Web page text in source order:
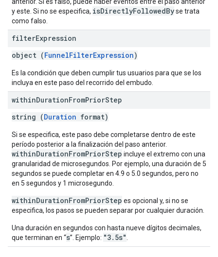
y este. Si no se especifica, isDirectlyFollowedByse trata
como falso.
filterExpression
object (FunnelFilterExpression)
Es la condición que deben cumplir tus usuarios para que se los
incluya en este paso del recorrido del embudo.
withinDurationFromPriorStep
string (Duration format)
Si se especifica, este paso debe completarse dentro de este
período posterior a la finalización del paso anterior.
withinDurationFromPriorStep incluye el extremo con una
granularidad de microsegundos. Por ejemplo, una duración de 5
segundos se puede completar en 4.9 o 5.0 segundos, pero no
en 5 segundos y 1 microsegundo.
withinDurationFromPriorStep es opcional y, si no se
especifica, los pasos se pueden separar por cualquier duración.
Una duración en segundos con hasta nueve dígitos decimales,
que terminan en “s”. Ejemplo: "3.5s"